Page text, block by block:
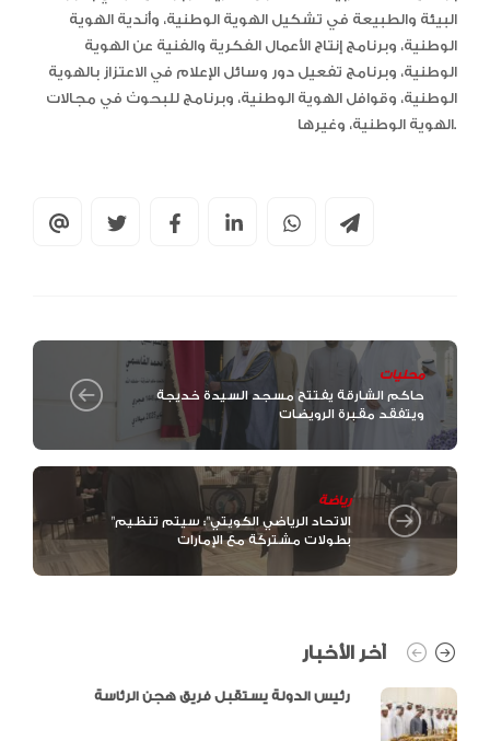
البيئة والطبيعة في تشكيل الهوية الوطنية، وأندية الهوية
الوطنية، وبرنامج إنتاج الأعمال الفكرية والفنية عن الهوية
الوطنية، وبرنامج تفعيل دور وسائل الإعلام في الاعتزاز بالهوية
الوطنية، وقوافل الهوية الوطنية، وبرنامج للبحوث في مجالات
الهوية الوطنية، وغيرها.
محليات
حاكم الشارقة يفتتح مسجد السيدة خديجة
ويتفقد مقبرة الرويضات
رياضة
"الاتحاد الرياضي الكويتي": سيتم تنظيم
بطولات مشتركة مع الإمارات
آخر الأخبار